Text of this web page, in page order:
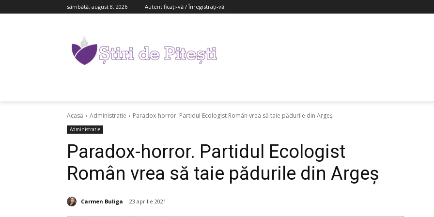
sâmbătă, august 8, 2026 Autentificați-vă / Înregistrați-vă
Acasă Administratie Paradox-horror. Partidul Ecologist Român vrea să taie pădurile din Argeș
Administratie
Paradox-horror. Partidul Ecologist
Român vrea să taie pădurile din Argeș
Carmen Buliga 23 aprilie 2021